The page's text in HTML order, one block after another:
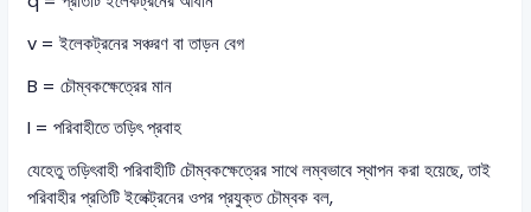
v = ইলেকট্রনের সঞ্চরণ বা তাড়ন বেগ
B = চৌম্বকক্ষেত্রের মান
I = পরিবাহীতে তড়িৎ প্রবাহ
যেহেতু তড়িৎবাহী পরিবাহীটি চৌম্বকক্ষেত্রের সাথে লম্বভাবে স্থাপন করা হয়েছে, তাই
পরিবাহীর প্রতিটি ইলেক্ট্রনের ওপর প্রযুক্ত চৌম্বক বল,